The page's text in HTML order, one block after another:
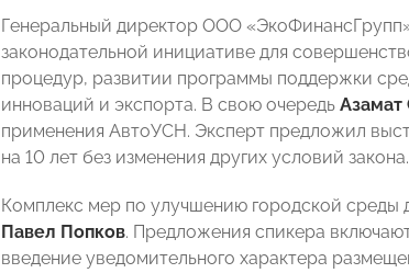
Генеральный директор ООО
законодательной инициативе для
процедур, развитии программы поддержки
инноваций и экспорта. В свою очередь Азамат
применения АвтоУСН. Эксперт предложил
на 10 лет без изменения других условий закона.
Комплекс мер по улучшению городской
Павел Попков. Предложения спикера
введение уведомительного характера